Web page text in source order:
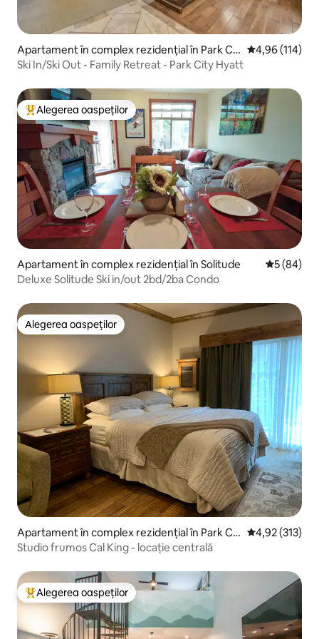
Apartament în complex rezidențial în Park Cit
y
Scor mediu
4,96 (114)
Ski In/Ski Out - Family Retreat - Park City Hyatt
Locuință din topul categoriei Alegerea oaspeților
Alegerea oaspeților
Apartament în complex rezidențial în Solitude Scor
5 (84)
Deluxe Solitude Ski in/out 2bd/2ba Condo
Alegerea oaspeților
Alegerea oaspeților
Apartament în complex rezidențial în Park Cit
y
Scor mediu
4,92 (313)
Studio frumos Cal King - locație centrală
Locuință din topul categoriei Alegerea oaspeților
Alegerea oaspeților